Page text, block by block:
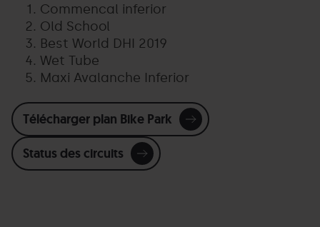
Commencal inferior
Old School
Best World DHI 2019
Wet Tube
Maxi Avalanche Inferior
Télécharger plan Bike Park
Status des circuits